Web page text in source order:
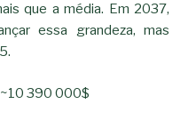
que a média. Em 2037,
essa grandeza, mas
390 000$